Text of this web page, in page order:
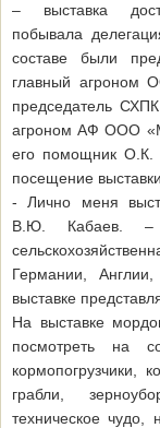
– выставка
побывала
составе были
главный агроном
председатель
агроном АФ ООО
его помощник О.К.
посещение
- Лично меня
В.Ю. Кабаев. –
Германии,
выставке
На выставке
посмотреть на
кормопогрузчики,
грабли,
техническое